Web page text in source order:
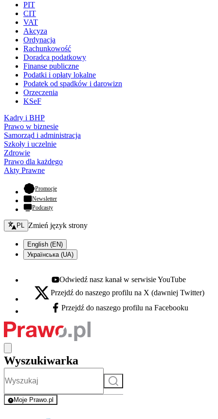
PIT
CIT
VAT
Akcyza
Ordynacja
Rachunkowość
Doradca podatkowy
Finanse publiczne
Podatki i opłaty lokalne
Podatek od spadków i darowizn
Orzeczenia
KSeF
Kadry i BHP
Prawo w biznesie
Samorząd i administracja
Szkoły i uczelnie
Zdrowie
Prawo dla każdego
Akty Prawne
Promocje- otwiera się w nowej karcie
Newsletter
Podcasty
Zmień język - bieżący:
PL Zmień język strony
English (EN)
Українська (UA)
Youtube - otwiera się w nowej karcie
Odwiedź nasz kanał w serwisie YouTube
X - otwiera się w nowej karcie
Przejdź do naszego profilu na X (dawniej Twitter)
Facebook - otwiera się w nowej karcie
Przejdź do naszego profilu na Facebooku
Wyszukiwarka
Szukaj
Moje Prawo.pl
- rejestracja i logowanie do serwisu